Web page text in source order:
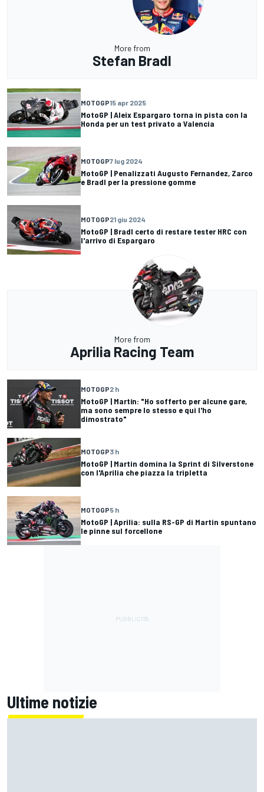
More from
Stefan Bradl
MOTOGP15 apr 2025
MotoGP | Aleix Espargaro torna in pista con la
Honda per un test privato a Valencia
MOTOGP7 lug 2024
MotoGP | Penalizzati Augusto Fernandez, Zarco
e Bradl per la pressione gomme
MOTOGP21 giu 2024
MotoGP | Bradl certo di restare tester HRC con
l'arrivo di Espargaro
More from
Aprilia Racing Team
MOTOGP2 h
MotoGP | Martín: "Ho sofferto per alcune gare,
ma sono sempre lo stesso e qui l'ho
dimostrato"
MOTOGP3 h
MotoGP | Martin domina la Sprint di Silverstone
con l'Aprilia che piazza la tripletta
MOTOGP5 h
MotoGP | Aprilia: sulla RS-GP di Martin spuntano
le pinne sul forcellone
Ultime notizie